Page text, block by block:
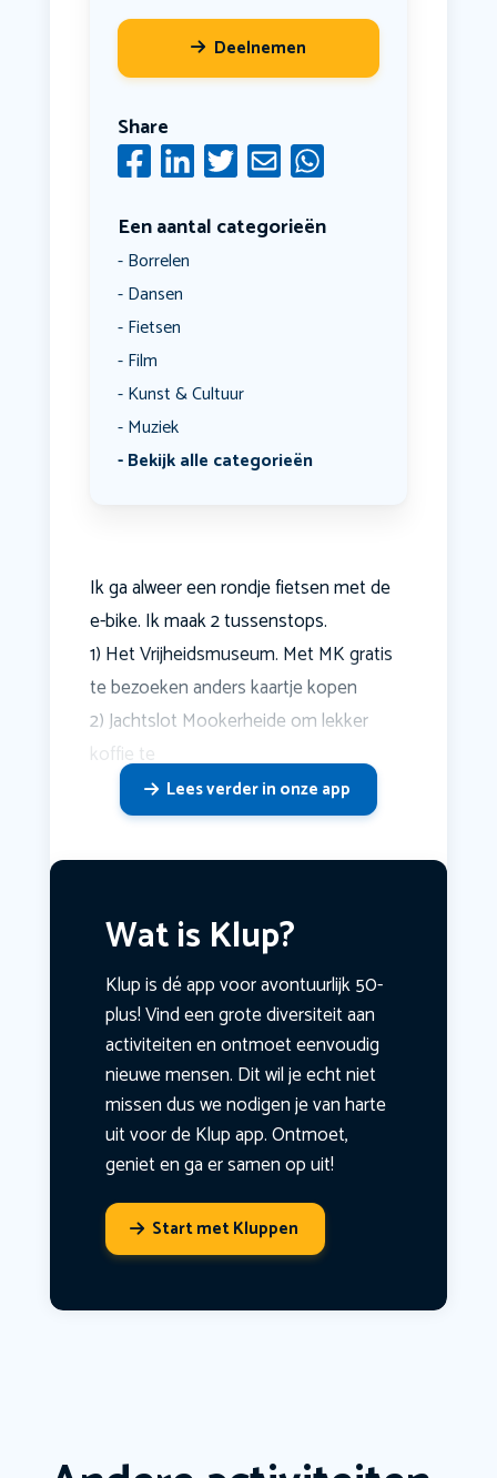
Deelnemen
Share
Een aantal categorieën
Borrelen
Dansen
Fietsen
Film
Kunst & Cultuur
Muziek
Bekijk alle categorieën
Ik ga alweer een rondje fietsen met de
e-bike. Ik maak 2 tussenstops.
1) Het Vrijheidsmuseum. Met MK gratis
te bezoeken anders kaartje kopen
2) Jachtslot Mookerheide om lekker
koffie te
Lees verder in onze app
Wat is Klup?
Klup is dé app voor avontuurlijk 50-
plus! Vind een grote diversiteit aan
activiteiten en ontmoet eenvoudig
nieuwe mensen. Dit wil je echt niet
missen dus we nodigen je van harte
uit voor de Klup app. Ontmoet,
geniet en ga er samen op uit!
Start met Kluppen